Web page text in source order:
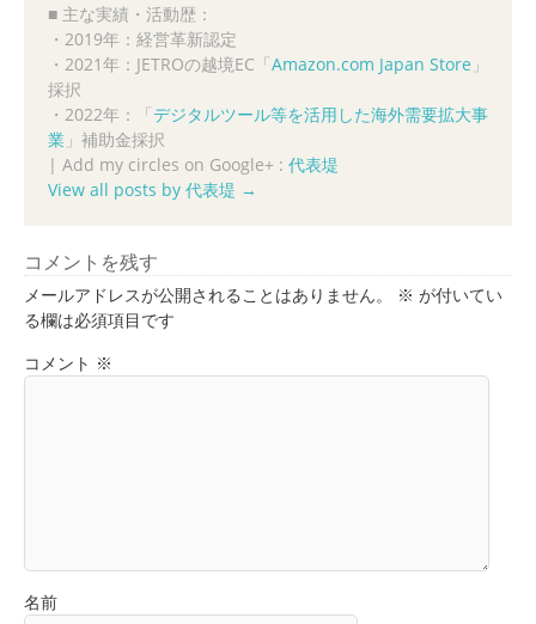
■ 主な実績・活動歴：
・2019年：経営革新認定
・2021年：JETROの越境EC「Amazon.com Japan Store 」
採択
・2022年：「デジタルツール等を活用した海外需要拡大事
業 」補助金採択
| Add my circles on Google+ : 代表堤
View all posts by 代表堤 →
コメントを残す
メールアドレスが公開されることはありません。 ※ が付いてい
る欄は必須項目です
コメント ※
名前